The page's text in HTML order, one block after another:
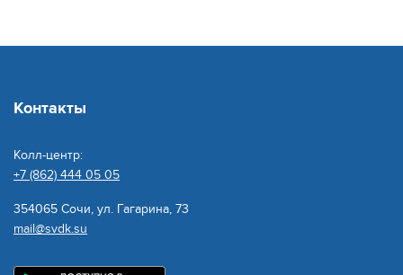
Контакты
Колл-центр:
+7 (862) 444 05 05
354065 Сочи, ул. Гагарина, 73
mail@svdk.su